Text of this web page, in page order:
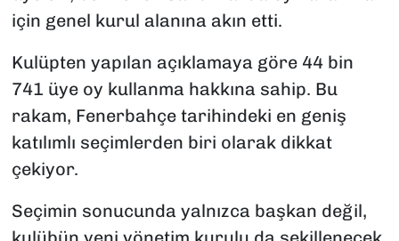
için genel kurul alanına akın etti.
Kulüpten yapılan açıklamaya göre 44 bin
741 üye oy kullanma hakkına sahip. Bu
rakam, Fenerbahçe tarihindeki en geniş
katılımlı seçimlerden biri olarak dikkat
çekiyor.
Seçimin sonucunda yalnızca başkan değil,